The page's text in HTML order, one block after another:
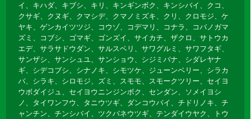
イ、キハダ、キブシ、キリ、キンギンボク、キンシバイ、クコ、
クサギ、クヌギ、クマシデ、クマノミズキ、クリ、クロモジ、ケ
ヤキ、ゲンカイツツジ、コウゾ、コデマリ、コナラ、コバノガマ
ズミ、コブシ、ゴマギ、ゴンズイ、サイカチ、ザクロ、サトウカ
エデ、サラサドウダン、サルスベリ、サワグルミ、サワフタギ、
サンザシ、サンシュユ、サンショウ、シジミバナ、シダレヤナ
ギ、シデコブシ、シナノキ、シモツケ、ジューンベリー、シラカ
バ、シラキ、シロモジ、ズミ、スモモ、スモークツリー、セイヨ
ウボダイジュ、セイヨウニンジンボク、センダン、ソメイヨシ
ノ、タイワンフウ、タニウツギ、ダンコウバイ、チドリノキ、チ
ャンチン、チンシバイ、ツクバネウツギ、テンダイウヤク、トウ